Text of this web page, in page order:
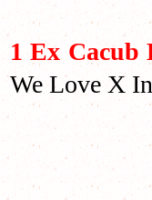
1 Ex Cacub
We Love X